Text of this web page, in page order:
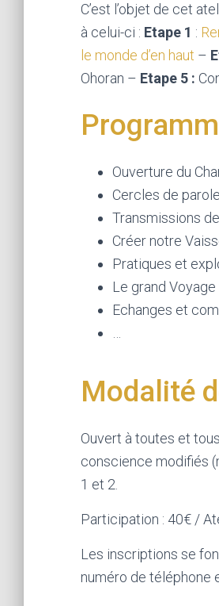
C’est l’objet de cet
à celui-ci : Etape 1 :
le monde d’en haut –
Ohoran – Etape 5 :
Ouverture du
Cercles de
Transmissions
Créer notre
Pratiques et
Le grand
Echanges et
…
Modalité
Ouvert à toutes et
conscience modifiés
1 et 2.
Participation : 40€ /
Les inscriptions se
numéro de téléphone